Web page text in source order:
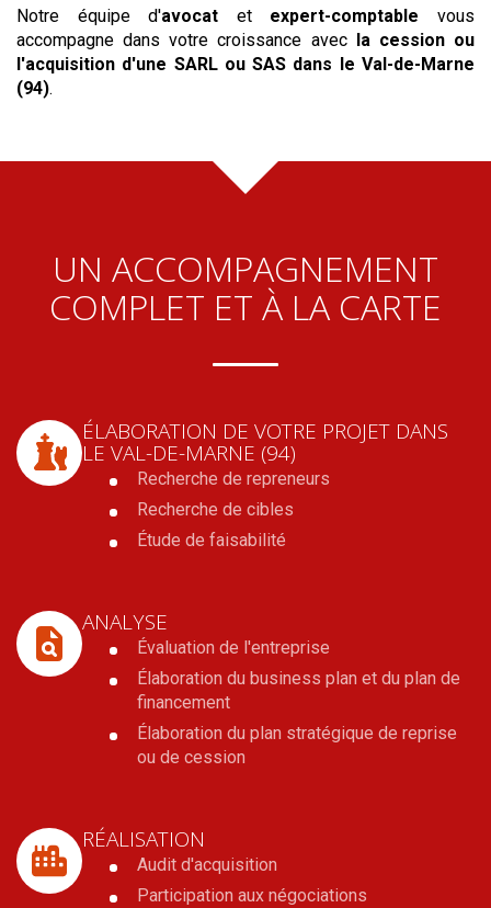
Notre équipe d'avocat et expert-comptablevous
accompagne dans votre croissance avec
la cession ou
l'acquisition d'une SARL ou SAS dans le Val-de-Marne
(94).
UN ACCOMPAGNEMENT
COMPLET ET À LA CARTE
ÉLABORATION DE VOTRE PROJET DANS
LE VAL-DE-MARNE (94)
Recherche de repreneurs
Recherche de cibles
Étude de faisabilité
ANALYSE
Évaluation de l'entreprise
Élaboration du business plan et du plan de
financement
Élaboration du plan stratégique de reprise
ou de cession
RÉALISATION
Audit d'acquisition
Participation aux négociations